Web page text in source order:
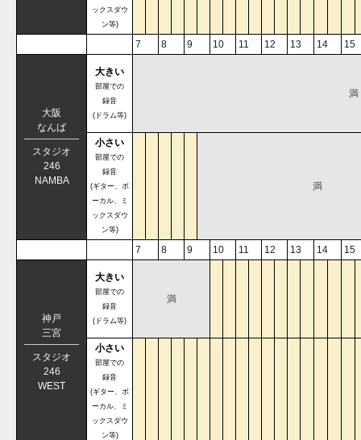
ックスダウ
ン等)
7 8 9 10 11 12 13 14 15
大阪
なんば
スタジオ
246
NAMBA
大きい
部屋での
録音
(ドラム等)
満
小さい
部屋での
録音
(ギター、ボ
ーカル、ミ
ックスダウ
ン等)
満
7 8 9 10 11 12 13 14 15
神戸
三宮
スタジオ
246
WEST
大きい
部屋での
録音
(ドラム等)
満
小さい
部屋での
録音
(ギター、ボ
ーカル、ミ
ックスダウ
ン等)